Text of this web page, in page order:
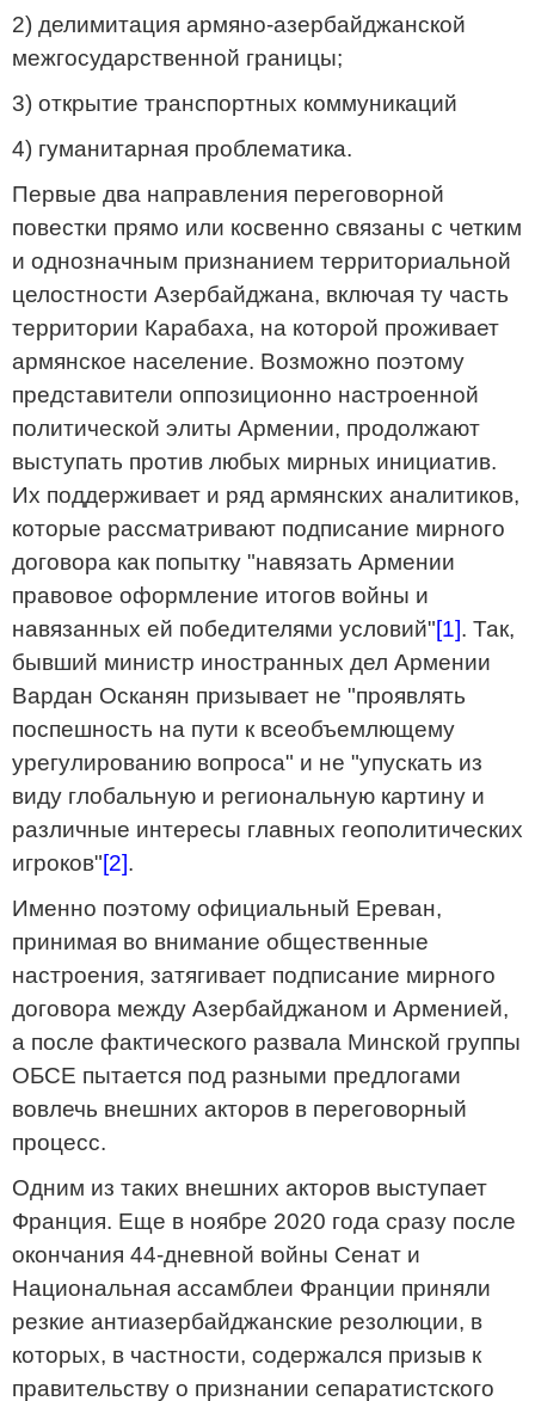
2) делимитация армяно-азербайджанской
межгосударственной границы;
3) открытие транспортных коммуникаций
4) гуманитарная проблематика.
Первые два направления переговорной
повестки прямо или косвенно связаны с четким
и однозначным признанием территориальной
целостности Азербайджана, включая ту часть
территории Карабаха, на которой проживает
армянское население. Возможно поэтому
представители оппозиционно настроенной
политической элиты Армении, продолжают
выступать против любых мирных инициатив.
Их поддерживает и ряд армянских аналитиков,
которые рассматривают подписание мирного
договора как попытку "навязать Армении
правовое оформление итогов войны и
навязанных ей победителями условий"[1]. Так,
бывший министр иностранных дел Армении
Вардан Осканян призывает не "проявлять
поспешность на пути к всеобъемлющему
урегулированию вопроса" и не "упускать из
виду глобальную и региональную картину и
различные интересы главных геополитических
игроков"[2].
Именно поэтому официальный Ереван,
принимая во внимание общественные
настроения, затягивает подписание мирного
договора между Азербайджаном и Арменией,
а после фактического развала Минской группы
ОБСЕ пытается под разными предлогами
вовлечь внешних акторов в переговорный
процесс.
Одним из таких внешних акторов выступает
Франция. Еще в ноябре 2020 года сразу после
окончания 44-дневной войны Сенат и
Национальная ассамблеи Франции приняли
резкие антиазербайджанские резолюции, в
которых, в частности, содержался призыв к
правительству о признании сепаратистского